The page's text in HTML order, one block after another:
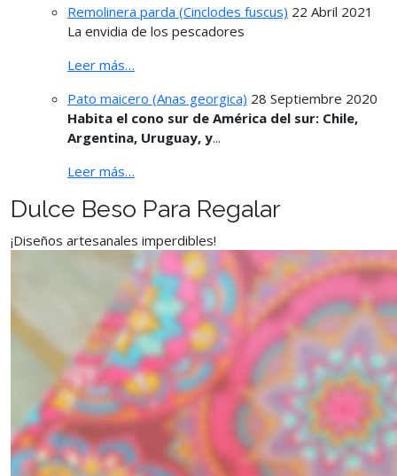
Remolinera parda (Cinclodes fuscus) 22 Abril 2021
La envidia de los pescadores
Leer más…
Pato maicero (Anas georgica) 28 Septiembre 2020
Habita el cono sur de América del sur: Chile,
Argentina, Uruguay, y...
Leer más…
Dulce Beso Para Regalar
¡Diseños artesanales imperdibles!